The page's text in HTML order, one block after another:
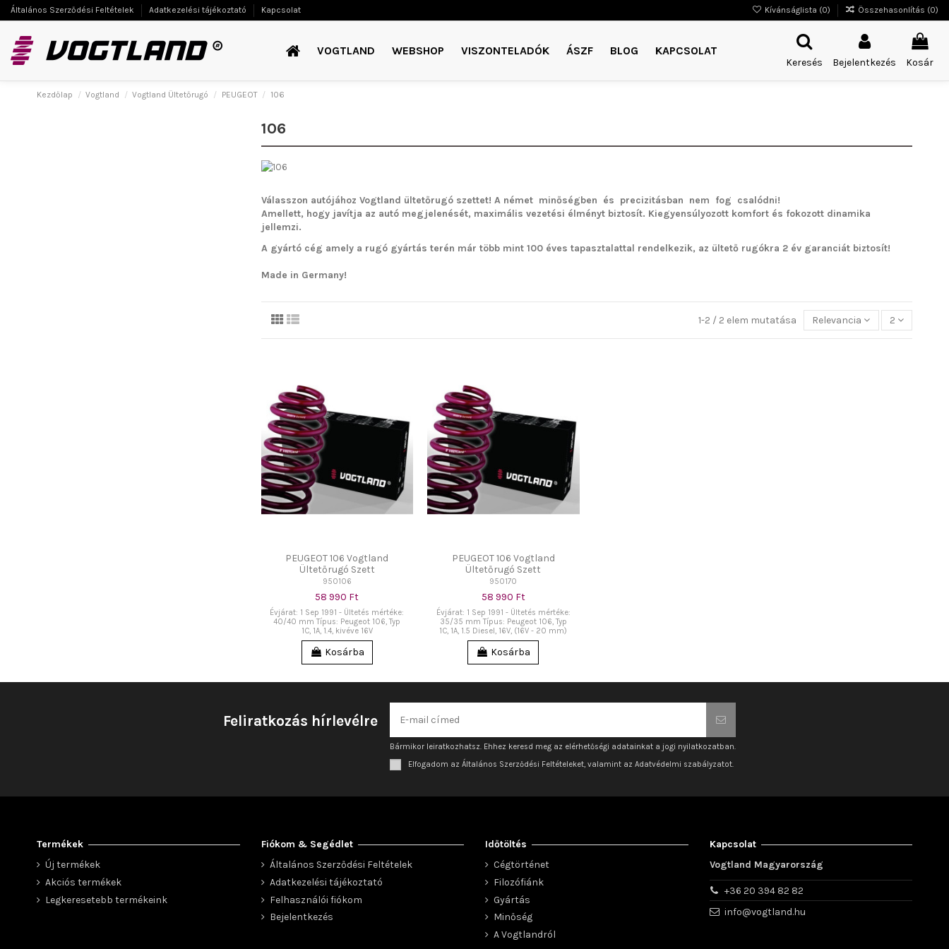
Általános Szerződési Feltételek Adatkezelési tájékoztató Kapcsolat Kívánságlista (0) Összehasonlítás (0)
VOGTLAND WEBSHOP VISZONTELADÓK ÁSZF BLOG KAPCSOLAT
Keresés Bejelentkezés Kosár
Kezdőlap Vogtland Vogtland Ültetőrugó PEUGEOT 106
106
Válasszon autójához Vogtland ültetőrugó szettet! A német minőségben és precizitásban nem fog csalódni!
Amellett, hogy javítja az autó megjelenését, maximális vezetési élményt biztosít. Kiegyensúlyozott komfort és fokozott dinamika
jellemzi.
A gyártó cég amely a rugó gyártás terén már több mint 100 éves tapasztalattal rendelkezik, az ültető rugókra 2 év garanciát biztosít!
Made in Germany!
1-2 / 2 elem mutatása Relevancia 2
PEUGEOT 106 Vogtland
Ültetőrugó Szett
950106
58 990 Ft
Évjárat: 1 Sep 1991 - Ültetés mértéke:
40/40 mm Típus: Peugeot 106, Typ
1C, 1A, 1.4, kivéve 16V
Kosárba
PEUGEOT 106 Vogtland
Ültetőrugó Szett
950170
58 990 Ft
Évjárat: 1 Sep 1991 - Ültetés mértéke:
35/35 mm Típus: Peugeot 106, Typ
1C, 1A, 1.5 Diesel, 16V, (16V - 20 mm)
Kosárba
Feliratkozás hírlevélre
Bármikor leiratkozhatsz. Ehhez keresd meg az elérhetőségi adatainkat a jogi nyilatkozatban.
Elfogadom az Általános Szerződési Feltételeket, valamint az Adatvédelmi szabályzatot.
Termékek
Új termékek
Akciós termékek
Legkeresetebb termékeink
Fiókom & Segédlet
Általános Szerződési Feltételek
Adatkezelési tájékoztató
Felhasználói fiókom
Bejelentkezés
Időtöltés
Cégtörténet
Filozófiánk
Gyártás
Minőség
A Vogtlandról
Kapcsolat
Vogtland Magyarország
+36 20 394 82 82
info@vogtland.hu